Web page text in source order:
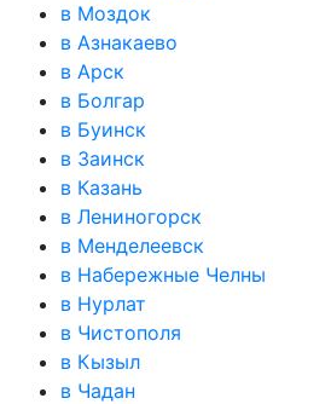
в Моздок
в Азнакаево
в Арск
в Болгар
в Буинск
в Заинск
в Казань
в Лениногорск
в Менделеевск
в Набережные Челны
в Нурлат
в Чистополя
в Кызыл
в Чадан